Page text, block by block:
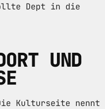
Dept in die
UND
Kulturseite nennt